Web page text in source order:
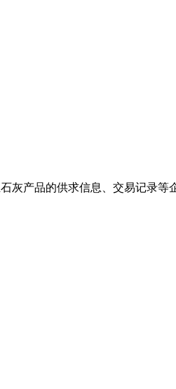
灰产品的供求信息、交易记录等